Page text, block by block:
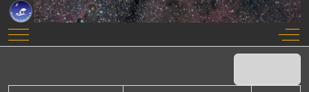
Mobile Menu Toggle Off-
Anzeige #